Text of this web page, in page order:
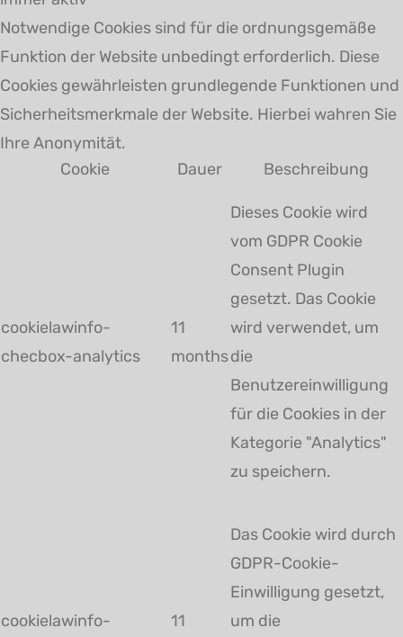
Notwendige Cookies sind für die ordnungsgemäße
Funktion der Website unbedingt erforderlich. Diese
Cookies gewährleisten grundlegende Funktionen und
Sicherheitsmerkmale der Website. Hierbei wahren Sie
Ihre Anonymität.
Cookie
Dauer Beschreibung
cookielawinfo-
checbox-analytics
11
months
Dieses Cookie wird
vom GDPR Cookie
Consent Plugin
gesetzt. Das Cookie
wird verwendet, um
die
Benutzereinwilligung
für die Cookies in der
Kategorie "Analytics"
zu speichern.
cookielawinfo-
11
Das Cookie wird durch
GDPR-Cookie-
Einwilligung gesetzt,
um die